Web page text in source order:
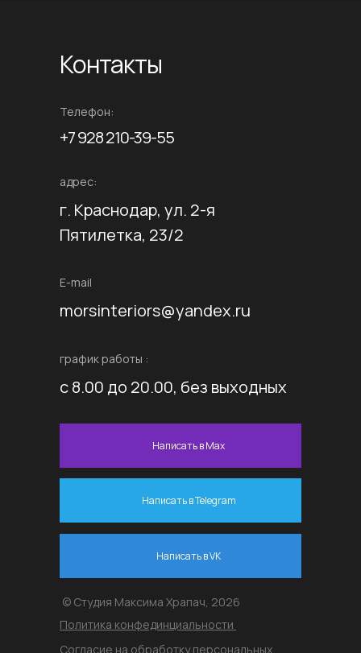
+7 928 210-39-55
Контакты
адрес:
г. Краснодар, ул. 2-я
Пятилетка, 23/2
график работы :
с 8.00 до 20.00, без выходных
E-mail
morsinteriors@yandex.ru
Телефон:
Написать в VK
Написать в Telegram
Написать в Max
Согласие на обработку персональных
Политика конфединциальности
© Студия Максима Храпач, 2026